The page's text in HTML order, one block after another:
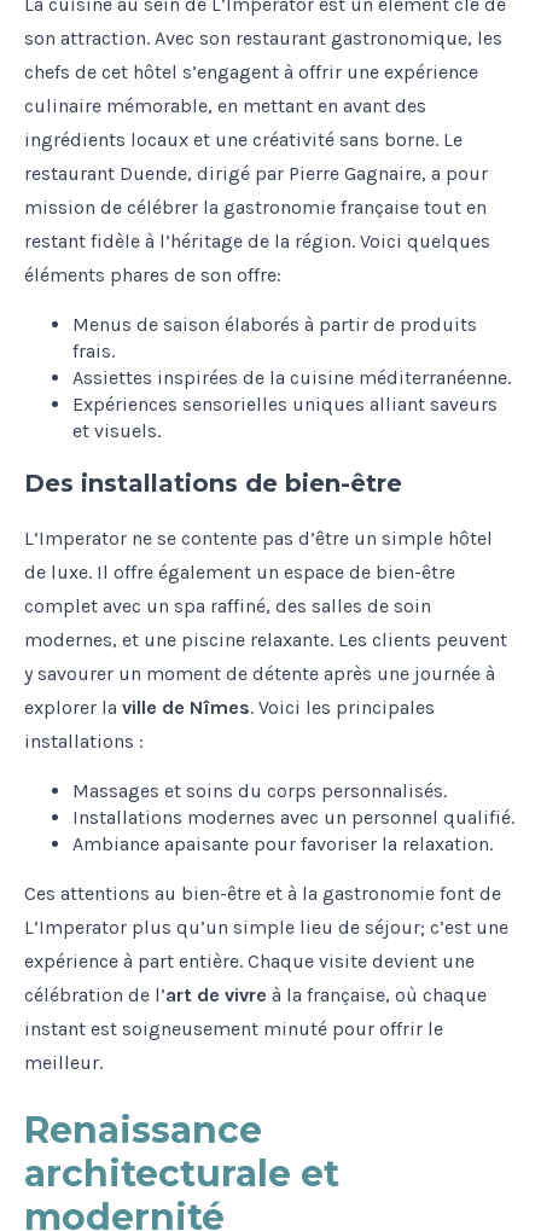
son attraction. Avec son restaurant gastronomique, les
chefs de cet hôtel s’engagent à offrir une expérience
culinaire mémorable, en mettant en avant des
ingrédients locaux et une créativité sans borne. Le
restaurant Duende, dirigé par Pierre Gagnaire, a pour
mission de célébrer la gastronomie française tout en
restant fidèle à l’héritage de la région. Voici quelques
éléments phares de son offre:
Menus de saison élaborés à partir de produits
frais.
Assiettes inspirées de la cuisine méditerranéenne.
Expériences sensorielles uniques alliant saveurs
et visuels.
Des installations de bien-être
L’Imperator ne se contente pas d’être un simple hôtel
de luxe. Il offre également un espace de bien-être
complet avec un spa raffiné, des salles de soin
modernes, et une piscine relaxante. Les clients peuvent
y savourer un moment de détente après une journée à
explorer la ville de Nîmes. Voici les principales
installations :
Massages et soins du corps personnalisés.
Installations modernes avec un personnel qualifié.
Ambiance apaisante pour favoriser la relaxation.
Ces attentions au bien-être et à la gastronomie font de
L’Imperator plus qu’un simple lieu de séjour; c’est une
expérience à part entière. Chaque visite devient une
célébration de l’art de vivre à la française, où chaque
instant est soigneusement minuté pour offrir le
meilleur.
Renaissance
architecturale et
modernité